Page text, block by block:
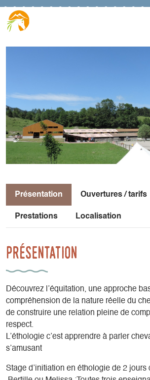
Présentation Ouvertures / tarifs
Prestations Localisation
Présentation
Découvrez l’équitation, une approche
compréhension de la nature réelle du
de construire une relation pleine de
respect.
L’éthologie c’est apprendre à parler
s’amusant
Stage d’initiation en éthologie de 2 jours